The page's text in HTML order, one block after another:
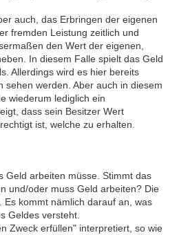
auch, das Erbringen der eigenen
fremden Leistung zeitlich und
den Wert der eigenen,
In diesem Falle spielt das Geld
Allerdings wird es hier bereits
sehen werden. Aber auch in diesem
wiederum lediglich ein
dass sein Besitzer Wert
ist, welche zu erhalten.
Geld arbeiten müsse. Stimmt das
und/oder muss Geld arbeiten? Die
Es kommt nämlich darauf an, was
Geldes versteht.
Zweck erfüllen" interpretiert, so wie